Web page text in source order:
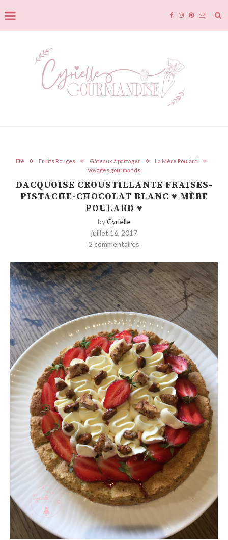
Eté Fruits Rouges Gâteaux à partager
La Mère Poulard
Voyages gourmands
DACQUOISE CROUSTILLANTE FRAISES-
PISTACHE-CHOCOLAT BLANC ♥ MÈRE
POULARD ♥
byCyrielle
juillet 16, 2017
2 commentaires